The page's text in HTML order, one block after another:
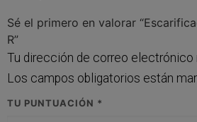
Sé el primero en valorar
R”
Tu dirección de correo electrónico
Los campos obligatorios están
TU PUNTUACIÓN *